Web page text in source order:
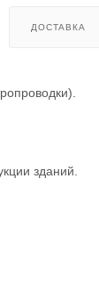
ДОСТАВКА
зданий.